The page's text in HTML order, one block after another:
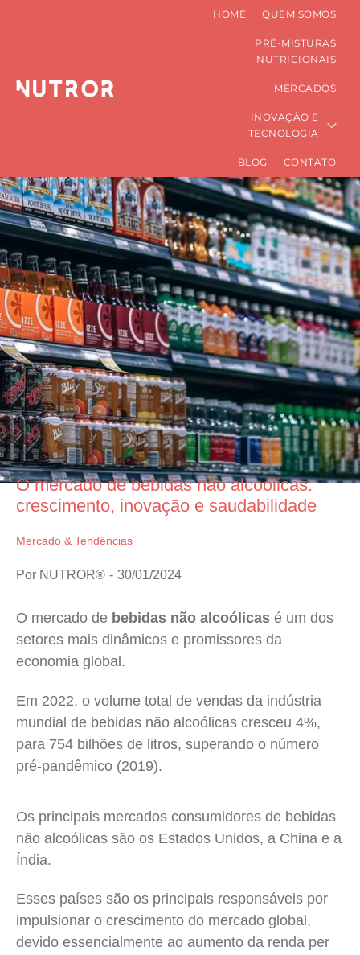
HOME QUEM SOMOS
PRÉ-MISTURAS
NUTRICIONAIS
MERCADOS
INOVAÇÃO E
TECNOLOGIA
BLOG CONTATO
O mercado de bebidas não alcoólicas:
crescimento, inovação e saudabilidade
Mercado & Tendências
Por NUTROR® 30/01/2024
O mercado de bebidas não alcoólicas é um dos
setores mais dinâmicos e promissores da
economia global.
Em 2022, o volume total de vendas da indústria
mundial de bebidas não alcoólicas cresceu 4%,
para 754 bilhões de litros, superando o número
pré-pandêmico (2019).
Os principais mercados consumidores de bebidas
não alcoólicas são os Estados Unidos, a China e a
Índia.
Esses países são os principais responsáveis por
impulsionar o crescimento do mercado global,
devido essencialmente ao aumento da renda per